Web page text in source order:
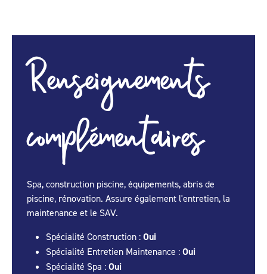
Renseignements
complémentaires
Spa, construction piscine, équipements, abris de
piscine, rénovation. Assure également l'entretien, la
maintenance et le SAV.
Spécialité Construction : Oui
Spécialité Entretien Maintenance : Oui
Spécialité Spa : Oui